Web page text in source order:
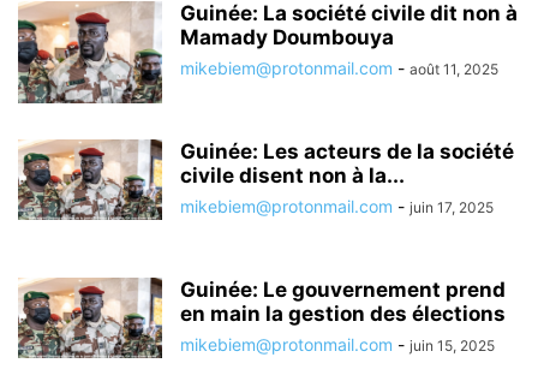
Guinée: La société civile dit non à
Mamady Doumbouya
mikebiem@protonmail.com - août 11, 2025
Guinée: Les acteurs de la société
civile disent non à la...
mikebiem@protonmail.com - juin 17, 2025
Guinée: Le gouvernement prend
en main la gestion des élections
mikebiem@protonmail.com - juin 15, 2025